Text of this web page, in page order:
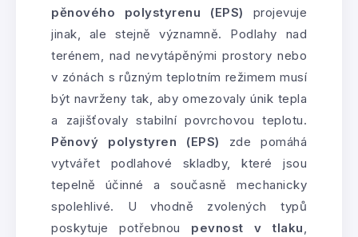
pěnového polystyrenu (EPS) projevuje
jinak, ale stejně významně. Podlahy nad
terénem, nad nevytápěnými prostory nebo
v zónách s různým teplotním režimem musí
být navrženy tak, aby omezovaly únik tepla
a zajišťovaly stabilní povrchovou teplotu.
Pěnový polystyren (EPS) zde pomáhá
vytvářet podlahové skladby, které jsou
tepelně účinné a současně mechanicky
spolehlivé. U vhodně zvolených typů
poskytuje potřebnou pevnost v tlaku,